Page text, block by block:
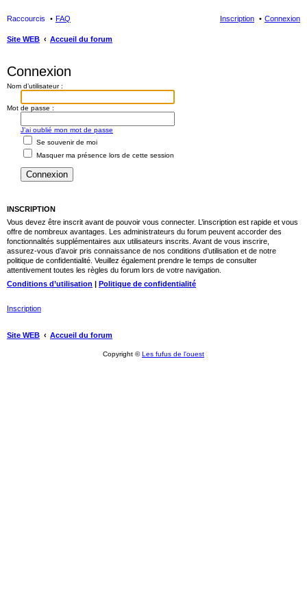
Raccourcis FAQ Connexion
Inscription
Site WEB
Accueil du forum
Connexion
Nom d’utilisateur :
Mot de passe :
J’ai oublié mon mot de passe
Se souvenir de moi
Masquer ma présence lors de cette session
INSCRIPTION
Vous devez être inscrit avant de pouvoir vous connecter. L’inscription est rapide et vous
offre de nombreux avantages. Les administrateurs du forum peuvent accorder des
fonctionnalités supplémentaires aux utilisateurs inscrits. Avant de vous inscrire,
assurez-vous d’avoir pris connaissance de nos conditions d’utilisation et de notre
politique de confidentialité. Veuillez également prendre le temps de consulter
attentivement toutes les règles du forum lors de votre navigation.
Conditions d’utilisation | Politique de confidentialité
Inscription
Site WEB Accueil du forum
Copyright ©Les fufus de l'ouest